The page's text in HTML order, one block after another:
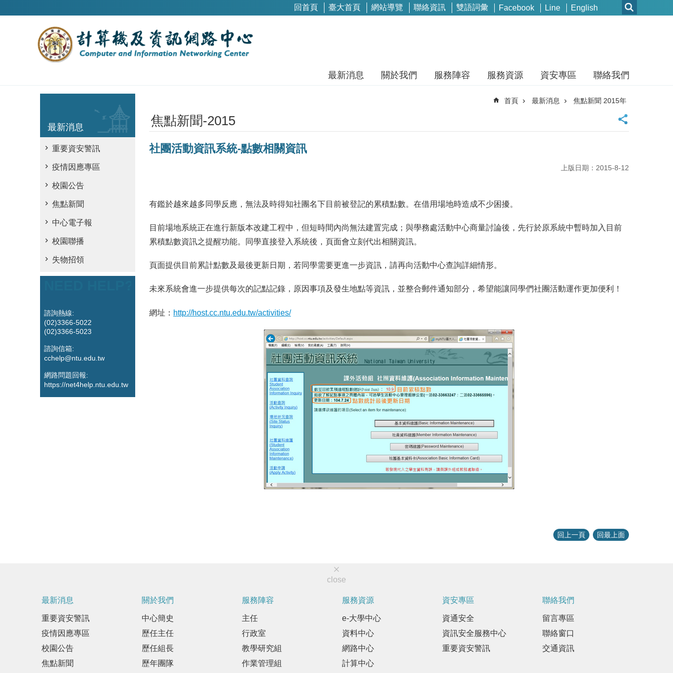
回首頁 臺大首頁 網站導覽 聯絡資訊 雙語詞彙 Facebook Line English
最新消息 關於我們 服務陣容 服務資源 資安專區 聯絡我們
最新消息
重要資安警訊
疫情因應專區
校園公告
焦點新聞
中心電子報
校園聯播
失物招領
諮詢熱線:
(02)3366-5022
(02)3366-5023
諮詢信箱:
cchelp@ntu.edu.tw
網路問題回報:
https://net4help.ntu.edu.tw
首頁 最新消息 焦點新聞 2015年
焦點新聞-2015
社團活動資訊系統-點數相關資訊
上版日期：2015-8-12
有鑑於越來越多同學反應，無法及時得知社團名下目前被登記的累積點數。在借用場地時造成不少困擾。
目前場地系統正在進行新版本改建工程中，但短時間內尚無法建置完成；與學務處活動中心商量討論後，先行於原系統中暫時加入目前
累積點數資訊之提醒功能。同學直接登入系統後，頁面會立刻代出相關資訊。
頁面提供目前累計點數及最後更新日期，若同學需要更進一步資訊，請再向活動中心查詢詳細情形。
未來系統會進一步提供每次的記點記錄，原因事項及發生地點等資訊，並整合郵件通知部分，希望能讓同學們社團活動運作更加便利！
網址： http://host.cc.ntu.edu.tw/activities/
回上一頁 回最上面
close
最新消息
重要資安警訊
疫情因應專區
校園公告
焦點新聞
關於我們
中心簡史
歷任主任
歷任組長
歷年團隊
服務陣容
主任
行政室
教學研究組
作業管理組
服務資源
e-大學中心
資料中心
網路中心
計算中心
資安專區
資通安全
資訊安全服務中心
重要資安警訊
聯絡我們
留言專區
聯絡窗口
交通資訊